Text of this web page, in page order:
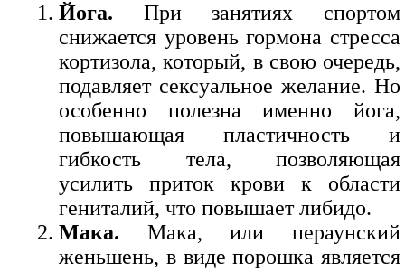
Йога. При занятиях спортом
снижается уровень гормона стресса
кортизола, который, в свою очередь,
подавляет сексуальное желание. Но
особенно полезна именно йога,
повышающая пластичность и
гибкость тела, позволяющая
усилить приток крови к области
гениталий, что повышает либидо.
Мака. Мака, или пераунский
женьшень, в виде порошка является